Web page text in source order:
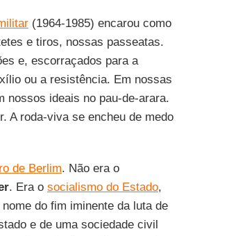
(1964-1985) encarou como
e tiros, nossas passeatas.
e, escorraçados para a
ou a resistência. Em nossas
nossos ideais no pau-de-arara.
A roda-viva se encheu de medo
de Berlim. Não era o
. Era o socialismo do Estado,
do fim iminente da luta de
e de uma sociedade civil